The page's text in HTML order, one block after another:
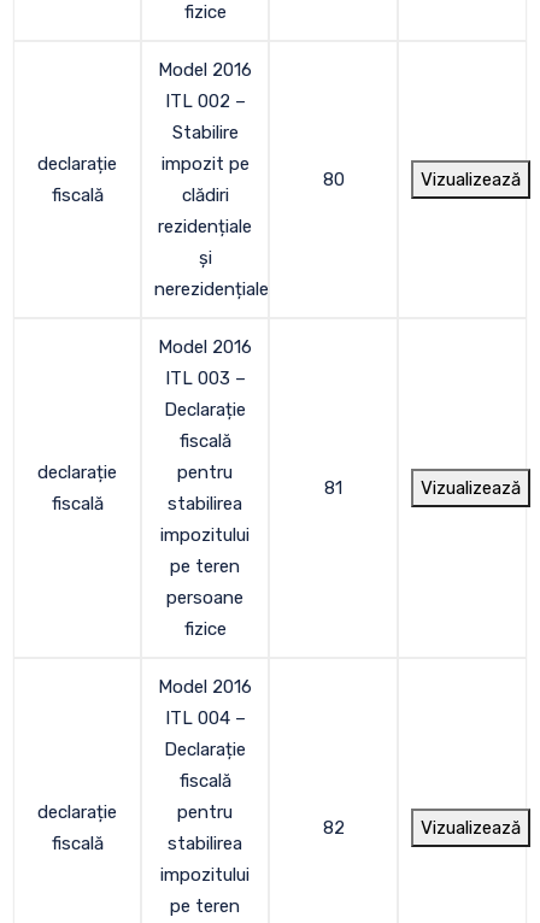
fizice
declarație
fiscală
Model 2016
ITL 002 –
Stabilire
impozit pe
clădiri
rezidențiale
și
nerezidențiale
80 Vizualizează
declarație
fiscală
Model 2016
ITL 003 –
Declarație
fiscală
pentru
stabilirea
impozitului
pe teren
persoane
fizice
81 Vizualizează
declarație
fiscală
Model 2016
ITL 004 –
Declarație
fiscală
pentru
stabilirea
impozitului
pe teren
82 Vizualizează